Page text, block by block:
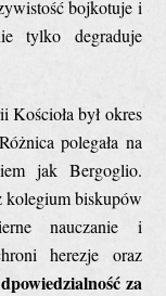
bojkotuje i
tylko degraduje
Kościoła był okres
polegała na
jak Bergoglio.
kolegium biskupów
nauczanie i
herezje oraz
za